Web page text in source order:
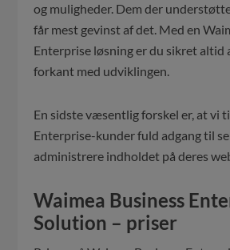
og muligheder. Dem der
får mest gevinst af det. Med en
Enterprise løsning er du sikret altid
forkant med udviklingen.
En sidste væsentlig forskel er, at vi
Enterprise-kunder fuld adgang til
administrere indholdet på deres
Waimea Business
Solution – priser